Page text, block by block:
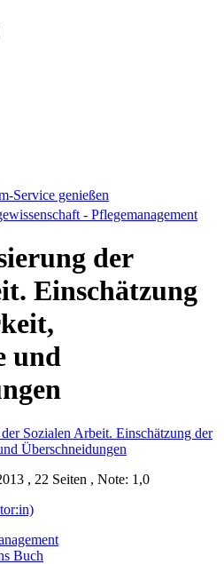
Service genießen
- Pflegemanagement
der
Einschätzung
und
, 22 Seiten , Note: 1,0
Buch